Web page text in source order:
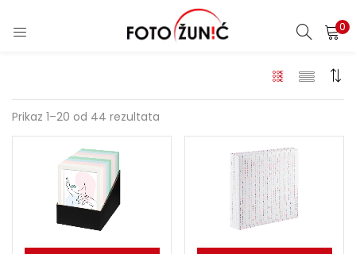
0
Prikaz 1–20 od 44 rezultata